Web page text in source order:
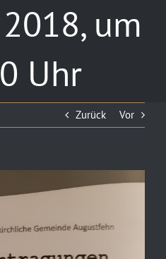
um
Uhr
Zurück Vor